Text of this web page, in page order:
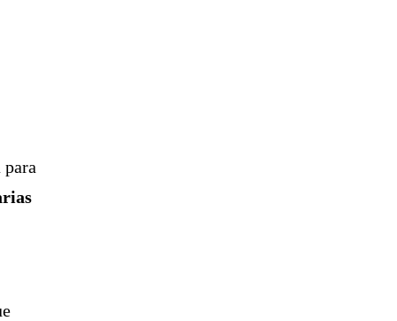
para